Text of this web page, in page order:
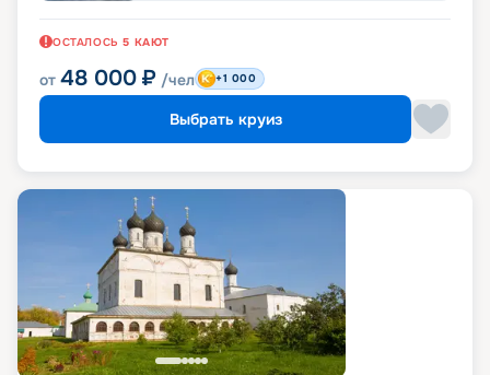
ОСТАЛОСЬ 5 КАЮТ
от 48 000 ₽ /чел +1 000
Выбрать круиз